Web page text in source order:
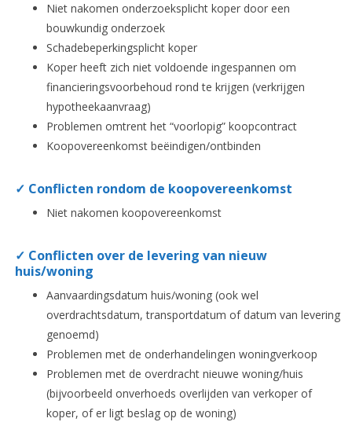
Niet nakomen onderzoeksplicht koper door een
bouwkundig onderzoek
Schadebeperkingsplicht koper
Koper heeft zich niet voldoende ingespannen om
financieringsvoorbehoud rond te krijgen (verkrijgen
hypotheekaanvraag)
Problemen omtrent het “voorlopig” koopcontract
Koopovereenkomst beëindigen/ontbinden
✓ Conflicten rondom de koopovereenkomst
Niet nakomen koopovereenkomst
✓ Conflicten over de levering van nieuw
huis/woning
Aanvaardingsdatum huis/woning (ook wel
overdrachtsdatum, transportdatum of datum van levering
genoemd)
Problemen met de onderhandelingen woningverkoop
Problemen met de overdracht nieuwe woning/huis
(bijvoorbeeld onverhoeds overlijden van verkoper of
koper, of er ligt beslag op de woning)